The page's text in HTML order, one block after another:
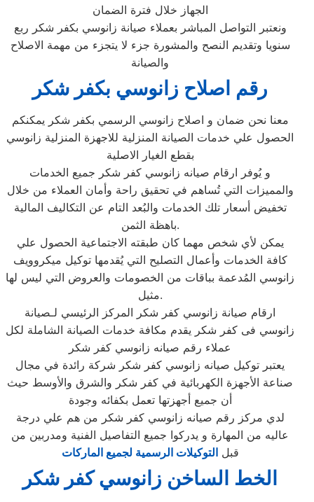
الجهاز خلال فترة الضمان
ونعتبر التواصل المباشر بعملاء صيانة زانوسي بكفر شكر ربع
سنويا وتقديم النصح والمشورة جزء لا يتجزء من مهمة الاصلاح
والصيانة
رقم اصلاح زانوسي بكفر شكر
معنا نحن ضمان و اصلاح زانوسي الرسمي بكفر شكر يمكنكم
الحصول علي خدمات الصيانة المنزلية للاجهزة المنزلية زانوسي
بقطع الغيار الاصلية
و يُوفر ارقام صيانه زانوسي كفر شكر جميع الخدمات
والمميزات التي تُساهم في تحقيق راحة وأمان العملاء من خلال
تخفيض أسعار تلك الخدمات والبُعد التام عن التكاليف المالية
باهظة الثمن.
يمكن لأي شخص مهما كان طبقته الاجتماعية الحصول علي
كافة الخدمات وأعمال التصليح التي يُقدمها توكيل ميكروويف
زانوسي المُدعمة بباقات من الخصومات والعروض التي ليس لها
مثيل.
ارقام صيانة زانوسي كفر شكر المركز الرئيسي لـصيانة
زانوسي فى كفر شكر يقدم مكافة خدمات الصيانة الشاملة لكل
عملاء رقم صيانه زانوسي كفر شكر
يعتبر توكيل صيانه زانوسي كفر شكر شركة رائدة في مجال
صناعة الأجهزة الكهربائية في كفر شكر والشرق والأوسط حيث
أن جميع أجهزتها تعمل بكفائه وجودة
لدي مركز رقم صيانه زانوسي كفر شكر من هم علي درجة
عاليه من المهارة و يدركوا جميع التفاصيل الفنية ومدربين من
قبلالتوكيلات الرسمية لجميع الماركات
الخط الساخن زانوسي كفر شكر